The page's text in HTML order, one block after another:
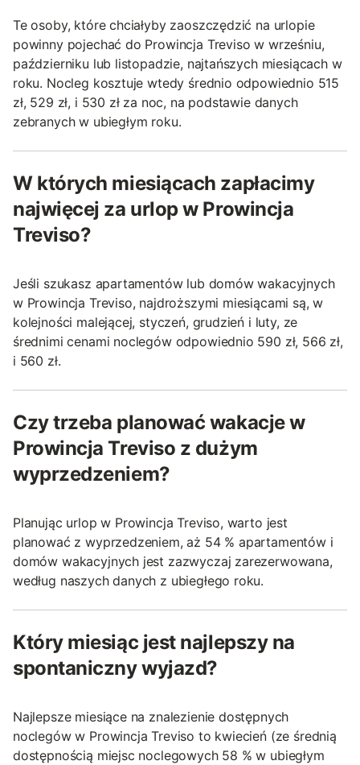
Te osoby, które chciałyby zaoszczędzić na urlopie
powinny pojechać do Prowincja Treviso w wrześniu,
październiku lub listopadzie, najtańszych miesiącach w
roku. Nocleg kosztuje wtedy średnio odpowiednio 515
zł, 529 zł, i 530 zł za noc, na podstawie danych
zebranych w ubiegłym roku.
W których miesiącach zapłacimy
najwięcej za urlop w Prowincja
Treviso?
Jeśli szukasz apartamentów lub domów wakacyjnych
w Prowincja Treviso, najdroższymi miesiącami są, w
kolejności malejącej, styczeń, grudzień i luty, ze
średnimi cenami noclegów odpowiednio 590 zł, 566 zł,
i 560 zł.
Czy trzeba planować wakacje w
Prowincja Treviso z dużym
wyprzedzeniem?
Planując urlop w Prowincja Treviso, warto jest
planować z wyprzedzeniem, aż 54 % apartamentów i
domów wakacyjnych jest zazwyczaj zarezerwowana,
według naszych danych z ubiegłego roku.
Który miesiąc jest najlepszy na
spontaniczny wyjazd?
Najlepsze miesiące na znalezienie dostępnych
noclegów w Prowincja Treviso to kwiecień (ze średnią
dostępnością miejsc noclegowych 58 % w ubiegłym